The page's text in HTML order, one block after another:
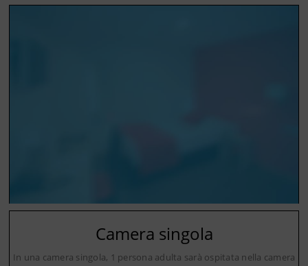
Camera singola
In una camera singola, 1 persona adulta sarà ospitata nella camera